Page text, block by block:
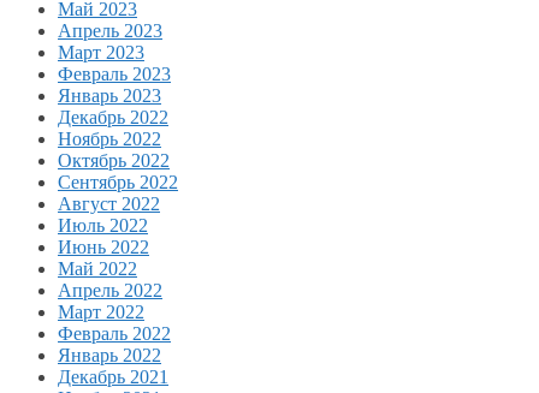
Май 2023
Апрель 2023
Март 2023
Февраль 2023
Январь 2023
Декабрь 2022
Ноябрь 2022
Октябрь 2022
Сентябрь 2022
Август 2022
Июль 2022
Июнь 2022
Май 2022
Апрель 2022
Март 2022
Февраль 2022
Январь 2022
Декабрь 2021